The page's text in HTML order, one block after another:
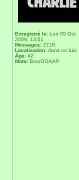
Enregistré le: Lun 05 Oct
2009, 13:51
Messages: 1718
Localisation: dans un bac
Âge: 42
Moto: BrooOOAAP